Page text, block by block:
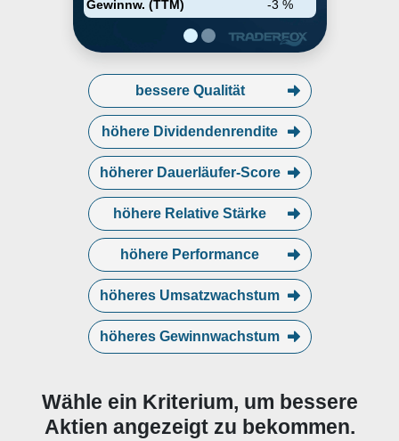
Gewinnw. (TTM)
-3 %
bessere Qualität
höhere Dividendenrendite
höherer Dauerläufer-Score
höhere Relative Stärke
höhere Performance
höheres Umsatzwachstum
höheres Gewinnwachstum
Wähle ein Kriterium, um bessere
Aktien angezeigt zu bekommen.